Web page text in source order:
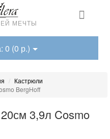
МЕЧТЫ
0 (0 р.)
Кастрюли
BergHoff
3,9л Cosmo